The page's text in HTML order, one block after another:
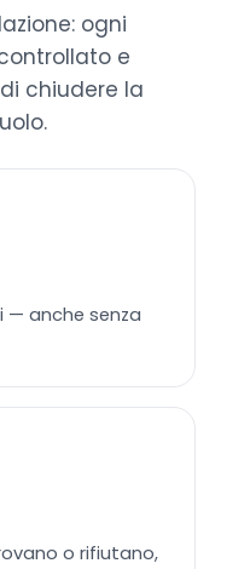
ogni
e
chiudere la
— anche senza
o rifiutano,